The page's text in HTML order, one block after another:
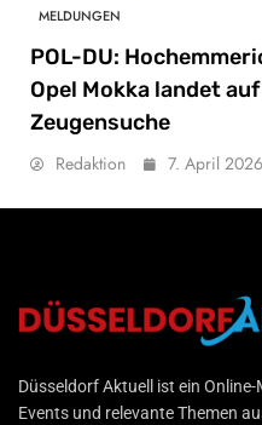
MELDUNGEN
POL-DU:
Opel Mokka landet
Zeugensuche
Redaktion 7. April 2026
Düsseldorf
Düsseldorf Aktuell ist ein
Events und relevante Themen